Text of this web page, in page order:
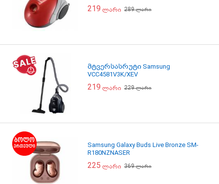
219 ლარი 289ლარი
მტვერსასრუტი Samsung
VCC4581V3K/XEV
219 ლარი 229ლარი
Samsung Galaxy Buds Live Bronze SM-
R180NZNASER
225 ლარი 369ლარი